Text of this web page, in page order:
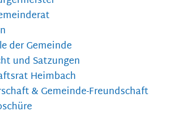
der Gemeinde
und Satzungen
Heimbach
& Gemeinde-Freundschaft